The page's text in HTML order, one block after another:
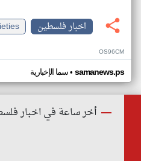
اخبار فلسطين
OS96CM
سما الإخبارية• samanews.ps
أخر ساعة في اخبار